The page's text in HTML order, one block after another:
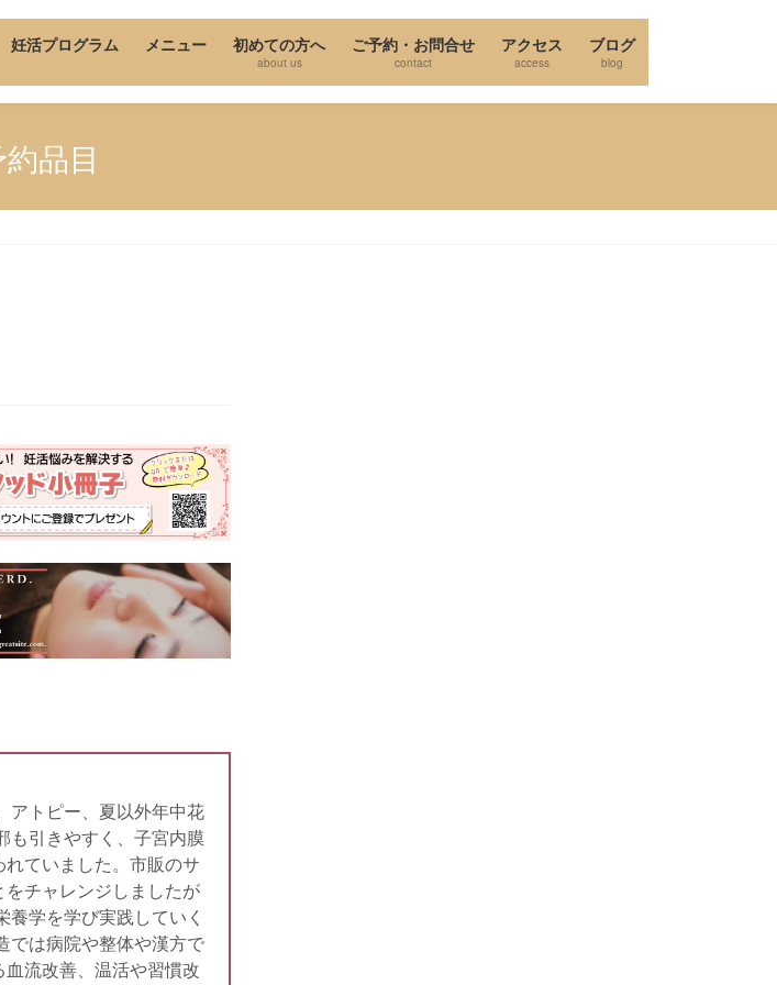
妊活プログラム メニュー 初めての方へ
about us
ご予約・お問合せ
contact
アクセス
access
ブログ
blog
品目
トピー、夏以外年中花
も引きやすく、子宮内膜
ていました。市販のサ
チャレンジしましたが
学を学び実践していく
では病院や整体や漢方で
流改善、温活や習慣改